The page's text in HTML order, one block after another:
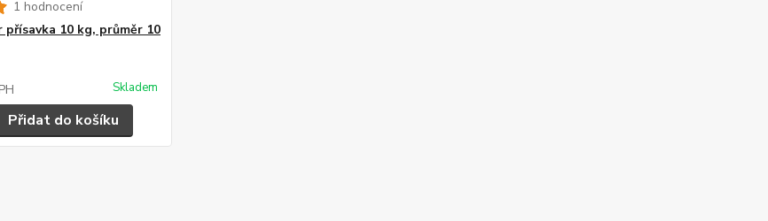
1 hodnocení
přísavka 10 kg, průměr 10
Skladem
Přidat do košíku